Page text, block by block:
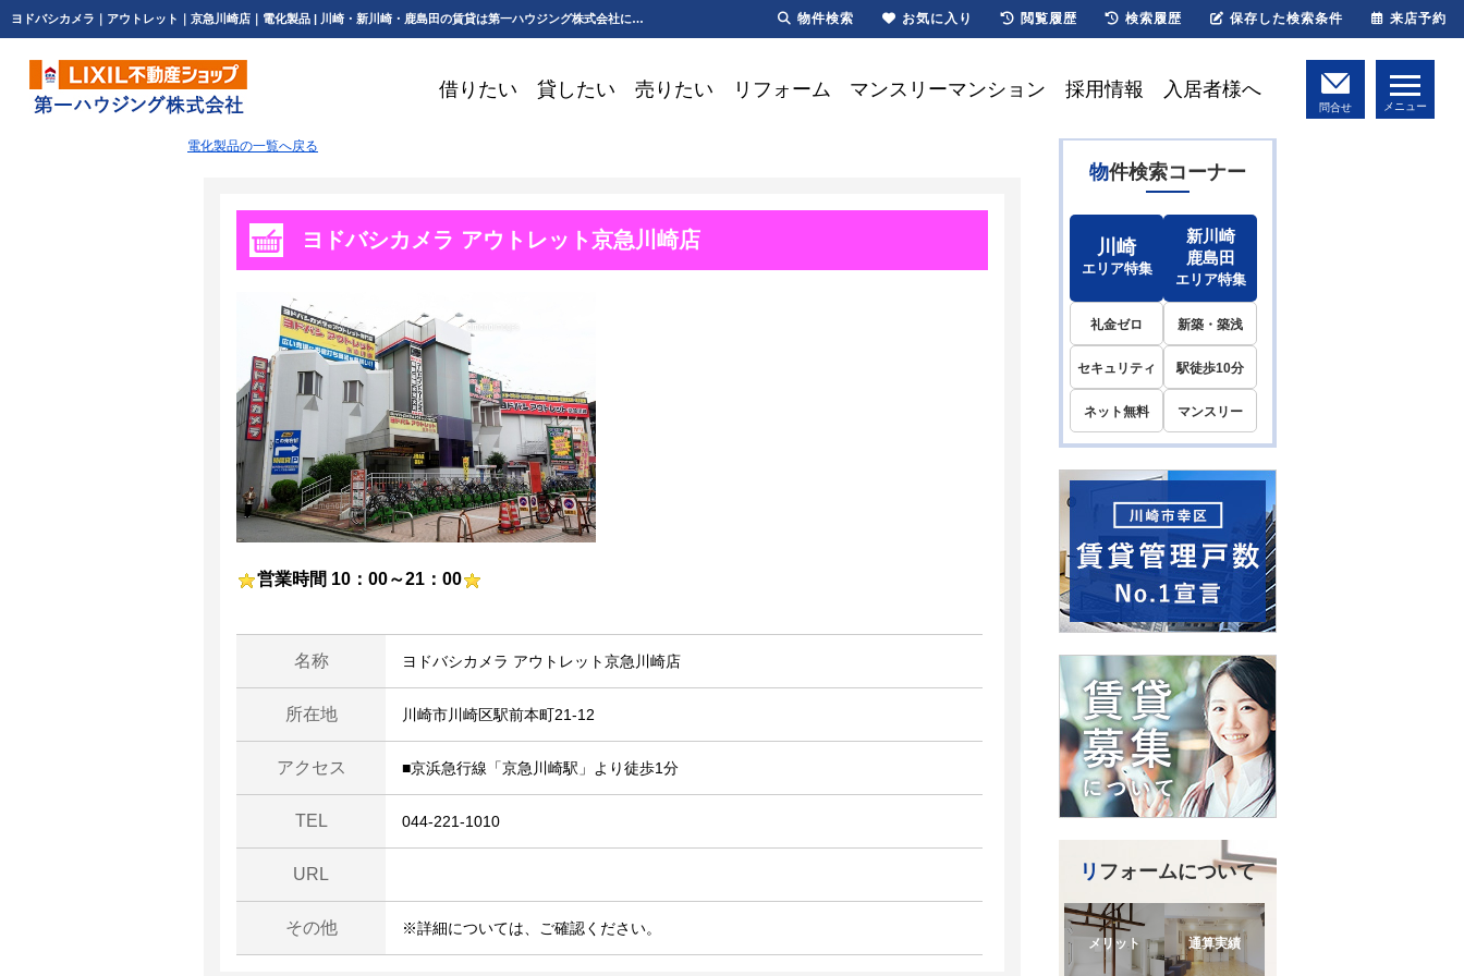
ヨドバシカメラ｜アウトレット｜京急川崎店｜電化製品 | 川崎・新川崎・鹿島田の賃貸は第一ハウジング株式会社にお任せ下さい！
借りたい 貸したい 売りたい リフォーム マンスリーマンション 採用情報 入居者様へ
問合せ メニュー
電化製品の一覧へ戻る
ヨドバシカメラ アウトレット京急川崎店
営業時間 10：00～21：00
名称 ヨドバシカメラ アウトレット京急川崎店
所在地 川崎市川崎区駅前本町21-12
アクセス ■京浜急行線「京急川崎駅」より徒歩1分
TEL 044-221-1010
URL
その他 ※詳細については、ご確認ください。
物件検索コーナー
川崎
エリア特集
新川崎
鹿島田
エリア特集
礼金ゼロ 新築・築浅
セキュリティ 駅徒歩10分
ネット無料 マンスリー
リフォームについて
メリット 通算実績
物件検索 お気に入り 閲覧履歴 検索履歴 保存した検索条件 来店予約